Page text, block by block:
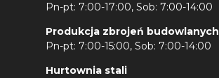
Pn-pt: 7:00-17:00, Sob: 7:00-14:00
Produkcja zbrojeń budowlanych
Pn-pt: 7:00-15:00, Sob: 7:00-14:00
Hurtownia stali